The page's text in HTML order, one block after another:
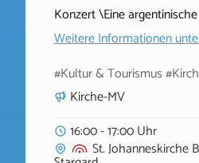
Konzert \Eine
Weitere Informationen
#Kultur & Tourismus
Kirche-MV
16:00 - 17:00 Uhr
St. Johanneskirche